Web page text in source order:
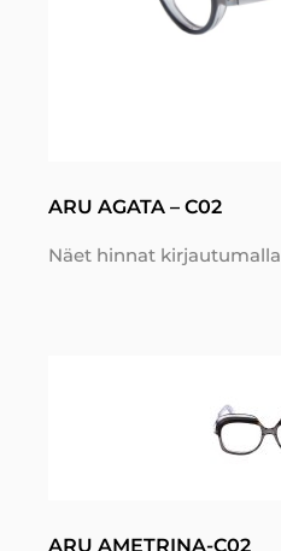
ARU AGATA – C02
Näet hinnat kirjautumalla
ARU AMETRINA-C02